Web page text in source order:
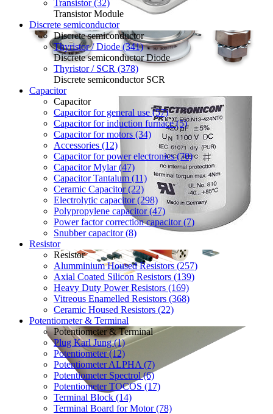
Transistor (32)
Transistor Module
Discrete semiconductor
Discrete semiconductor
Thyristor / Diode (341)
Discrete semiconductor Diode
Thyristor / SCR (378)
Discrete semiconductor SCR
Capacitor
Capacitor
Capacitor for general use (57)
Capacitor for induction furnace (5)
Capacitor for motors (34)
Accessories (12)
Capacitor for power electronics (70)
Capacitor Mylar (47)
Capacitor Tantalum (11)
Ceramic Capacitor (22)
Electrolytic capacitor (298)
Polypropylene capacitor (47)
Power factor correction capacitor (7)
Snubber capacitor (8)
Resistor
Resistor
Alumminium Housed Resistors (257)
Axial Coated Silicon Resistors (139)
Heavy Duty Power Resistors (169)
Vitreous Enamelled Resistors (368)
Ceramic Housed Resistors (22)
Potentiometer & Terminal
Potentiometer & Terminal
Plug Karl Jung (1)
Potentiometer (12)
Potentiometer ALPHA (7)
Potentiometer Spectrol (6)
Potentiometer TOCOS (17)
Terminal Block (14)
Terminal Board for Motor (78)